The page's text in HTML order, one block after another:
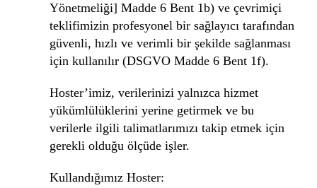
Yönetmeliği] Madde 6 Bent 1b) ve çevrimiçi
teklifimizin profesyonel bir sağlayıcı tarafından
güvenli, hızlı ve verimli bir şekilde sağlanması
için kullanılır (DSGVO Madde 6 Bent 1f).
Hoster’imiz, verilerinizi yalnızca hizmet
yükümlülüklerini yerine getirmek ve bu
verilerle ilgili talimatlarımızı takip etmek için
gerekli olduğu ölçüde işler.
Kullandığımız Hoster: